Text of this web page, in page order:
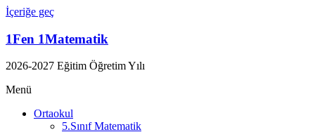
İçeriğe geç
1Fen 1Matematik
2026-2027 Eğitim Öğretim Yılı
Menü
Ortaokul
5.Sınıf Matematik